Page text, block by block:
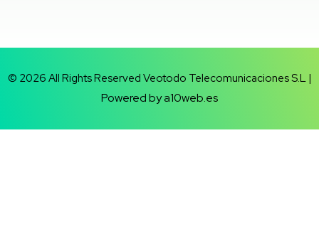
© 2026 All Rights Reserved Veotodo Telecomunicaciones S.L |
Powered by a10web.es